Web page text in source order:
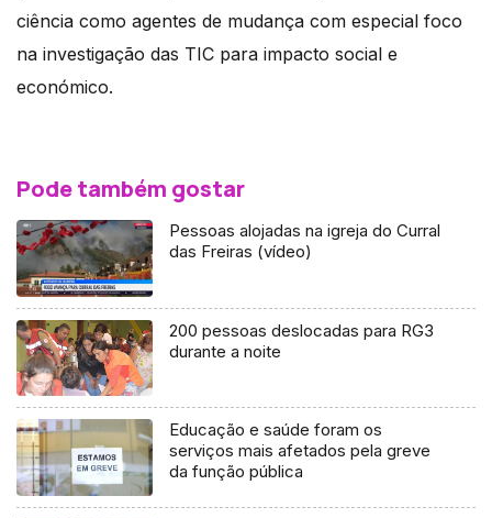
ciência como agentes de mudança com especial foco
na investigação das TIC para impacto social e
económico.
Pode também gostar
Pessoas alojadas na igreja do Curral
das Freiras (vídeo)
200 pessoas deslocadas para RG3
durante a noite
Educação e saúde foram os
serviços mais afetados pela greve
da função pública